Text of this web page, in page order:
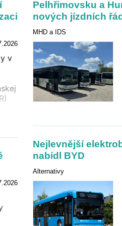
v
z
Pelhřimovsku a
nových jízdních
MHD a IDS
Nejlevnější
nabídl BYD
Alternativy